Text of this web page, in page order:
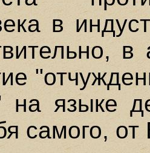
в
в
на языке
самого,